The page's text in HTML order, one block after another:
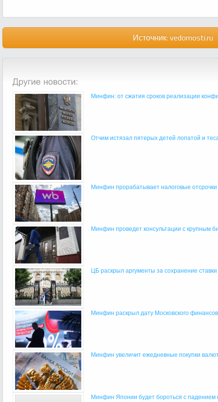
Источник: vedomosti.ru
Минфин: от сжатия сроков реализации
Отчим истязал пятерых детей лопатой и
Минфин прорабатывает налоговые
Минфин проведет консультации с крупным
ЦБ раскрыл аргументы за сохранение
Минфин раскрыл дату Московского
Минфин увеличит ежедневные покупки
Минфин Японии будет бороться с